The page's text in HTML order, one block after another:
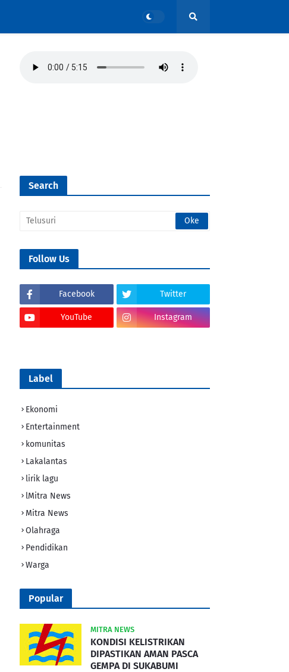
Search
Follow Us
Facebook Twitter
YouTube Instagram
Label
Ekonomi
Entertainment
komunitas
Lakalantas
lirik lagu
lMitra News
Mitra News
Olahraga
Pendidikan
Warga
Popular
MITRA NEWS
KONDISI KELISTRIKAN
DIPASTIKAN AMAN PASCA
GEMPA DI SUKABUMI